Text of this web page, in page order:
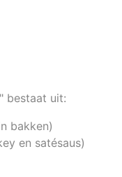
bestaat uit:
bakken)
en satésaus)